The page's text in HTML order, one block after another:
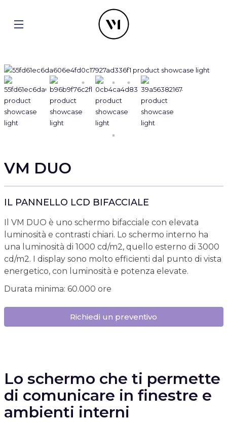
VM DUO
IL PANNELLO LCD BIFACCIALE
Il VM DUO è uno schermo bifacciale con elevata
luminosità e contrasti chiari. Lo schermo interno ha
una luminosità di 1000 cd/m2, quello esterno di 3000
cd/m2. I display sono molto efficienti dal punto di vista
energetico, con luminosità e potenza elevate.
Durata minima: 60.000 ore
Richiedi un preventivo
Lo schermo che ti permette
di comunicare in finestre e
ambienti interni